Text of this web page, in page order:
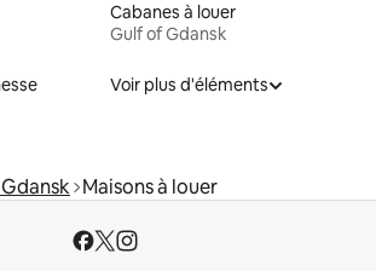
Cabanes à louer
Gulf of Gdansk
Voir plus d'éléments
Maisons à louer